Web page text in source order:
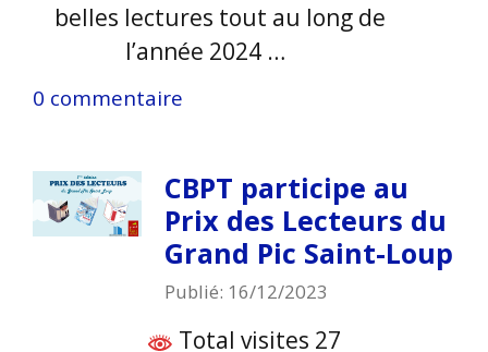
belles lectures tout au long de
l’année 2024 …
0 commentaire
CBPT participe au
Prix des Lecteurs du
Grand Pic Saint-Loup
Publié: 16/12/2023
Total visites 27